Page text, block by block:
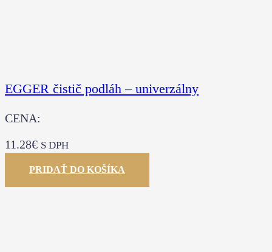
EGGER čistič podláh – univerzálny
CENA:
11.28€ S DPH
PRIDAŤ DO KOŠÍKA